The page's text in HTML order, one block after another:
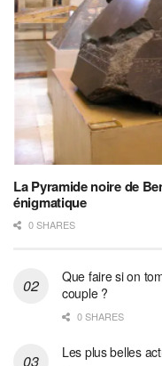
La Pyramide noire de
énigmatique
0 SHARES
Que faire si on
couple ?
0 SHARES
Les plus belles